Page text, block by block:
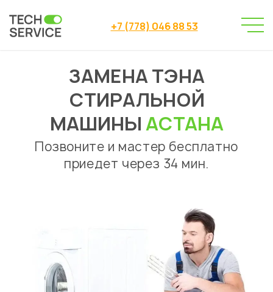
+7 (778) 046 88 53
Сервисный центр
→
Сервисный центр Астана
→
Ремонт стиральных машин
Замена ТЭНа стиральной машины
ЗАМЕНА ТЭНА
СТИРАЛЬНОЙ
МАШИНЫАСТАНА
Позвоните и мастер бесплатно
приедет через 34 мин.